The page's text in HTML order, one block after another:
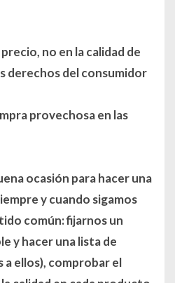
no en la calidad de
derechos del consumidor
provechosa en las
ocasión para hacer una
y cuando sigamos
común: fijarnos un
y hacer una lista de
a ellos), comprobar el